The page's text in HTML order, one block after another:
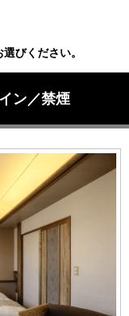
びください。
ン／禁煙